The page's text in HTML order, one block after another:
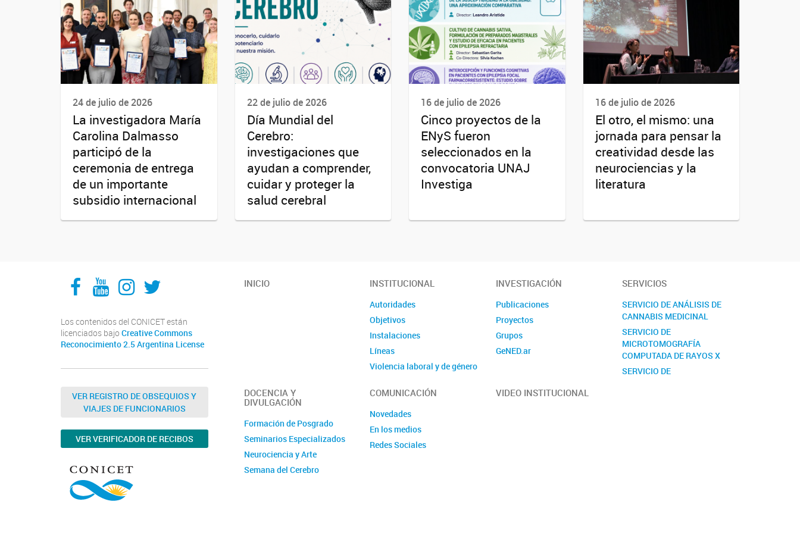
24 de julio de 2026
La investigadora María
Carolina Dalmasso
participó de la
ceremonia de entrega
de un importante
subsidio internacional
22 de julio de 2026
Día Mundial del
Cerebro:
investigaciones que
ayudan a comprender,
cuidar y proteger la
salud cerebral
16 de julio de 2026
Cinco proyectos de la
ENyS fueron
seleccionados en la
convocatoria UNAJ
Investiga
16 de julio de 2026
El otro, el mismo: una
jornada para pensar la
creatividad desde las
neurociencias y la
literatura
Facebook
YouTube
Instagram
Twitter
Los contenidos del CONICET están
licenciados bajo Creative Commons
Reconocimiento 2.5 Argentina License
VER REGISTRO DE OBSEQUIOS Y
VIAJES DE FUNCIONARIOS
VER VERIFICADOR DE RECIBOS
INICIO INSTITUCIONAL
Autoridades
Objetivos
Instalaciones
Líneas
Violencia laboral y de género
INVESTIGACIÓN
Publicaciones
Proyectos
Grupos
GeNED.ar
SERVICIOS
SERVICIO DE ANÁLISIS DE
CANNABIS MEDICINAL
SERVICIO DE
MICROTOMOGRAFÍA
COMPUTADA DE RAYOS X
SERVICIO DE
DOCENCIA Y
DIVULGACIÓN
Formación de Posgrado
Seminarios Especializados
Neurociencia y Arte
Semana del Cerebro
COMUNICACIÓN
Novedades
En los medios
Redes Sociales
VIDEO INSTITUCIONAL